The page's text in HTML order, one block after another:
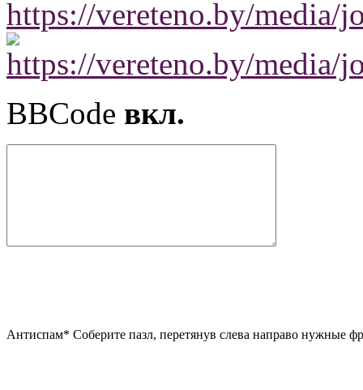
BBCode вкл.
Антиспам* Соберите пазл, перетянув слева направо нужные